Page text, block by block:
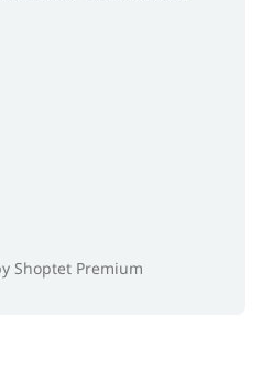
Shoptet Premium